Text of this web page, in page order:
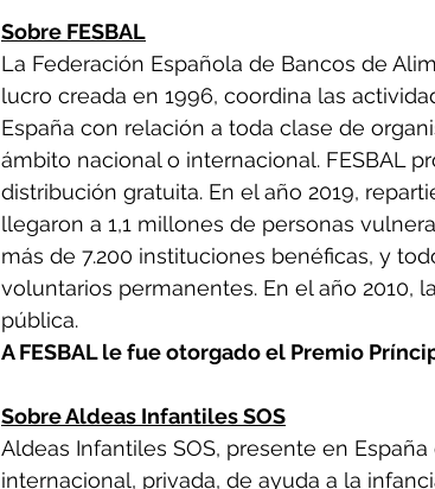
Sobre FESBAL
La Federación Española de Bancos de
lucro creada en 1996, coordina las
España con relación a toda clase de
ámbito nacional o internacional. FESBAL
distribución gratuita. En el año 2019,
llegaron a 1,1 millones de personas
más de 7.200 instituciones benéficas, y
voluntarios permanentes. En el año 2010,
pública.
A FESBAL le fue otorgado el Premio
Sobre Aldeas Infantiles SOS
Aldeas Infantiles SOS, presente en
internacional, privada, de ayuda a la